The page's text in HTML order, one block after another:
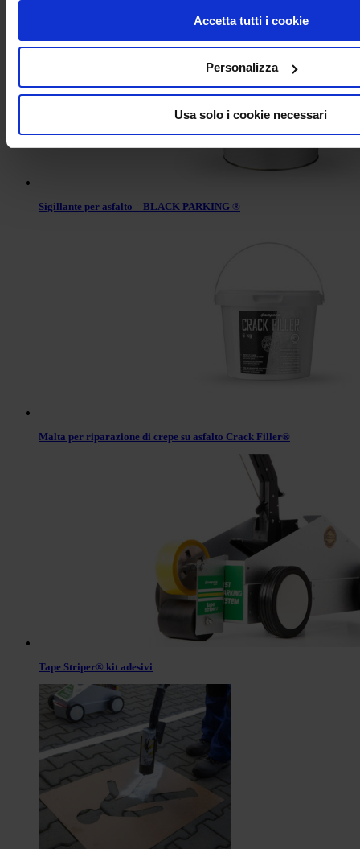
Accetta tutti i cookie
Personalizza
Usa solo i cookie necessari
Sigillante per asfalto – BLACK PARKING ®
Malta per riparazione di crepe su asfalto Crack Filler®
Tape Striper® kit adesivi